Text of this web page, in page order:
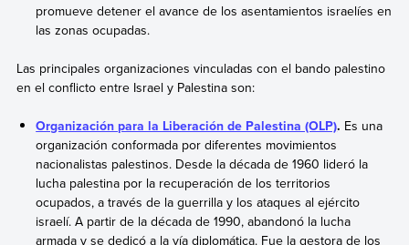
promueve detener el avance de los asentamientos israelíes en
las zonas ocupadas.
Las principales organizaciones vinculadas con el bando palestino
en el conflicto entre Israel y Palestina son:
Organización para la Liberación de Palestina (OLP). Es una
organización conformada por diferentes movimientos
nacionalistas palestinos. Desde la década de 1960 lideró la
lucha palestina por la recuperación de los territorios
ocupados, a través de la guerrilla y los ataques al ejército
israelí. A partir de la década de 1990, abandonó la lucha
armada y se dedicó a la vía diplomática. Fue la gestora de los